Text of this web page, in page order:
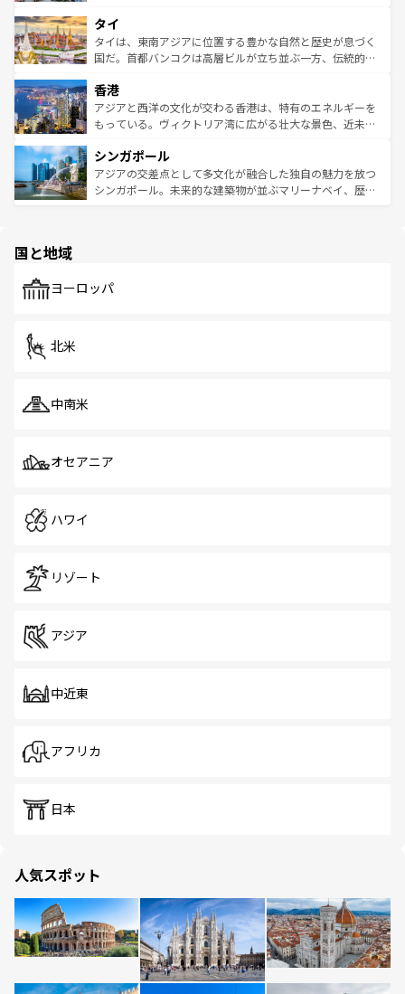
リティに包まれながら、韓国の多彩な魅力を心ゆくまで味
わってみてほしい。 なお、新着の韓国情報はコンテンツ一
覧を参照してほしい。
急速な発展と共に伝統が息づく。ハノイの古い町並みやホ
ーチミン市のフランス統治時代の建物も、独特の雰囲気を
醸し出している。また、バラエティの豊かさとおいしさで
とつ。フォーやバインミー、ベトナムコーヒーなどは、ぜ
ひ現地で味わいたい。どの地域を訪れてもあたたかい人々
が旅行者を迎えてくれるので、きっと忘れられない旅にな
参照してほしい。
タイ
タイは、東南アジアに位置する豊かな自然と歴史が息づく
国だ。首都バンコクは高層ビルが立ち並ぶ一方、伝統的な
の活気が交差している。北部ではチェンマイなどの山岳地
帯で自然と触れ合い、南部ではプーケットやクラビの美し
いビーチでリゾート気分を楽しむことができる。タイ料理
激する。気候は一年中温暖で、どの季節にも異なる楽しみ
が待っている。親しみやすいタイの人々、仏教を中心とし
た文化、そして多様な観光資源が、訪れる旅人を魅了し続
香港
アジアと西洋の文化が交わる香港は、特有のエネルギーを
もっている。ヴィクトリア湾に広がる壮大な景色、近未来
み、どこを訪れても感動するはず。観光スポットが密集し
ており、効率よく見どころを回れるのも魅力。息をのむよ
うな絶景から文化的な体験まで、香港を存分に楽しみ尽く
シンガポール
アジアの交差点として多文化が融合した独自の魅力を放つ
シンガポール。未来的な建築物が並ぶマリーナベイ、歴史
で、ホーカーズは地元の風情を楽しめる外せないスポット
国と地域
ヨーロッパ
北米
中南米
オセアニア
ハワイ
リゾート
アジア
中近東
アフリカ
日本
人気スポット